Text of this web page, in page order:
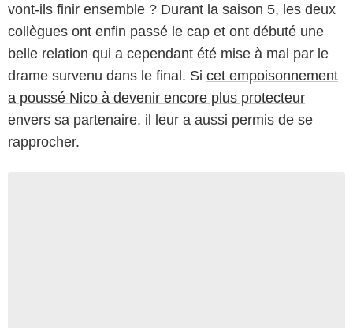
vont-ils finir ensemble ? Durant la saison 5, les deux
collègues ont enfin passé le cap et ont débuté une
belle relation qui a cependant été mise à mal par le
drame survenu dans le final. Si cet empoisonnement
a poussé Nico à devenir encore plus protecteur
envers sa partenaire, il leur a aussi permis de se
rapprocher.